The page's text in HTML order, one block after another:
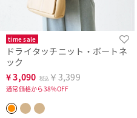
time sale
ドライタッチニット・ボートネ
ック
¥3,090 税込 ￥3,399
通常価格から38%OFF